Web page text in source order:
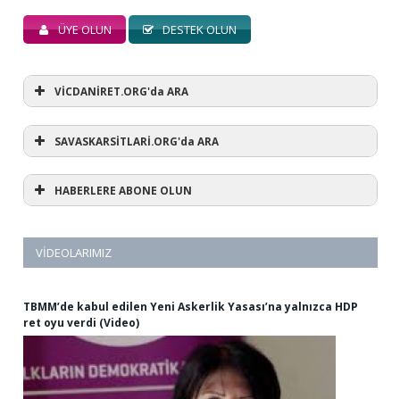
ÜYE OLUN DESTEK OLUN
VİCDANİRET.ORG'da ARA
SAVASKARSİTLARİ.ORG'da ARA
HABERLERE ABONE OLUN
VIDEOLARIMIZ
TBMM’de kabul edilen Yeni Askerlik Yasası’na yalnızca HDP
ret oyu verdi (Video)